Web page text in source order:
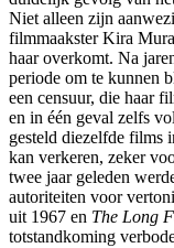
Niet alleen zijn
filmmaakster Kira
haar overkomt. Na
periode om te kunnen
een censuur, die haar
en in één geval zelfs
gesteld diezelfde films
kan verkeren, zeker
twee jaar geleden
autoriteiten voor
uit 1967 en The Long
totstandkoming